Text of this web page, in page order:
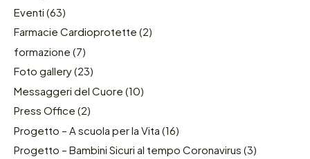
Eventi (63)
Farmacie Cardioprotette (2)
formazione (7)
Foto gallery(23)
Messaggeri del Cuore (10)
Press Office (2)
Progetto – A scuola per la Vita (16)
Progetto – Bambini Sicuri al tempo Coronavirus (3)